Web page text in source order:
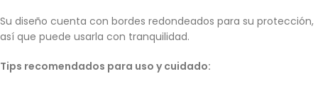
Su diseño cuenta con bordes redondeados para su protección,
así que puede usarla con tranquilidad.
Tips recomendados para uso y cuidado: